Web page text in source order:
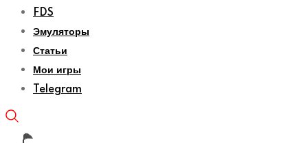
FDS
Эмуляторы
Статьи
Мои игры
Telegram